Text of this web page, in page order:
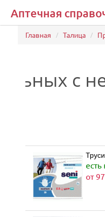
Аптечная
Главная Талица
с
есть
от